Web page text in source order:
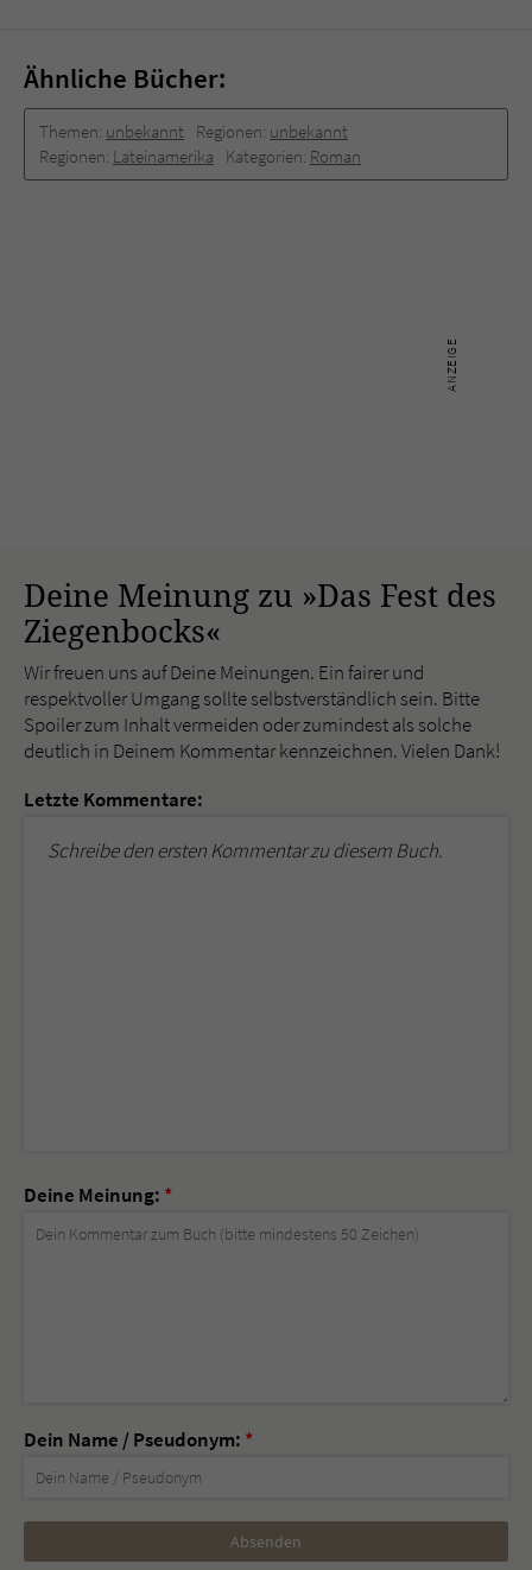
Ähnliche Bücher:
Themen: unbekannt Regionen: unbekannt
Regionen: Lateinamerika Kategorien: Roman
Deine Meinung zu »Das Fest des
Ziegenbocks«
Wir freuen uns auf Deine Meinungen. Ein fairer und
respektvoller Umgang sollte selbstverständlich sein. Bitte
Spoiler zum Inhalt vermeiden oder zumindest als solche
deutlich in Deinem Kommentar kennzeichnen. Vielen Dank!
Letzte Kommentare:
Schreibe den ersten Kommentar zu diesem Buch.
Deine Meinung: *
Dein Name / Pseudonym: *
Nicht
ausfüllen!